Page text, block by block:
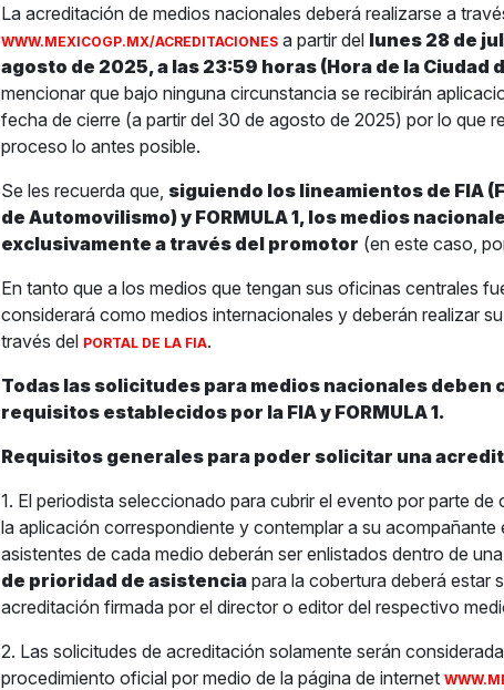
La acreditación de medios nacionales deberá realizarse a
WWW.MEXICOGP.MX/ACREDITACIONESa partir del lunes 28 de
agosto de 2025, a las 23:59 horas (Hora de la Ciudad
mencionar que bajo ninguna circunstancia se recibirán
fecha de cierre (a partir del 30 de agosto de 2025) por lo que
proceso lo antes posible.
Se les recuerda que, siguiendo los lineamientos de FIA
de Automovilismo) y FORMULA 1, los medios
exclusivamente a través del promotor (en este caso,
En tanto que a los medios que tengan sus oficinas centrales
considerará como medios internacionales y deberán realizar
través del PORTAL DE LA FIA.
Todas las solicitudes para medios nacionales deben
requisitos establecidos por la FIA y FORMULA 1.
Requisitos generales para poder solicitar una
1. El periodista seleccionado para cubrir el evento por parte
la aplicación correspondiente y contemplar a su acompañante
asistentes de cada medio deberán ser enlistados dentro de
de prioridad de asistenciapara la cobertura deberá estar
acreditación firmada por el director o editor del respectivo
2. Las solicitudes de acreditación solamente serán
procedimiento oficial por medio de la página de internet